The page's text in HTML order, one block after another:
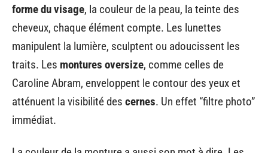
forme du visage, la couleur de la peau, la teinte des
cheveux, chaque élément compte. Les lunettes
manipulent la lumière, sculptent ou adoucissent les
traits. Les montures oversize, comme celles de
Caroline Abram, enveloppent le contour des yeux et
atténuent la visibilité des cernes. Un effet “filtre photo”
immédiat.